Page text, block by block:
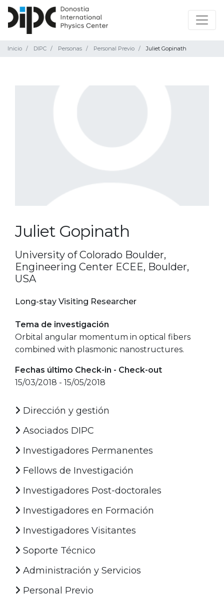
Inicio DIPC Personas Personal Previo Juliet Gopinath
Juliet Gopinath
University of Colorado Boulder,
Engineering Center ECEE, Boulder,
USA
Long-stay Visiting Researcher
Tema de investigación
Orbital angular momentum in optical fibers
combined with plasmonic nanostructures.
Fechas último Check-in - Check-out
15/03/2018 - 15/05/2018
Dirección y gestión
Asociados DIPC
Investigadores Permanentes
Fellows de Investigación
Investigadores Post-doctorales
Investigadores en Formación
Investigadores Visitantes
Soporte Técnico
Administración y Servicios
Personal Previo